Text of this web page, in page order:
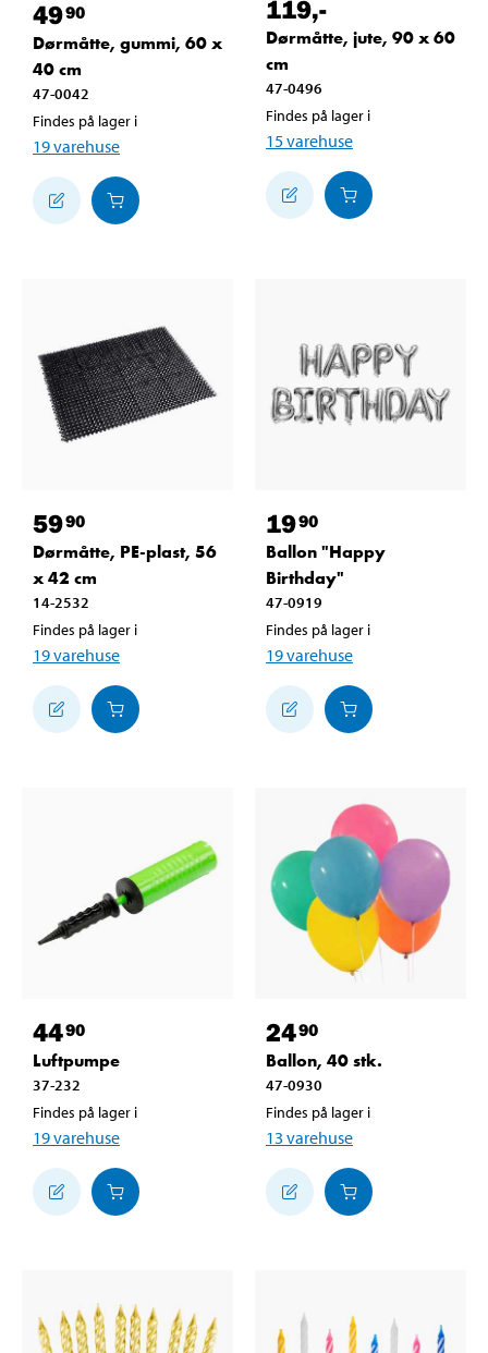
4990
Dørmåtte, gummi, 60 x
40 cm
47-0042
Findes på lager i
19varehuse
119,-
Dørmåtte, jute, 90 x 60
cm
47-0496
Findes på lager i
15varehuse
5990
Dørmåtte, PE-plast, 56
x 42 cm
14-2532
Findes på lager i
19varehuse
1990
Ballon "Happy
Birthday"
47-0919
Findes på lager i
19varehuse
4490
Luftpumpe
37-232
Findes på lager i
19varehuse
2490
Ballon, 40 stk.
47-0930
Findes på lager i
13 varehuse